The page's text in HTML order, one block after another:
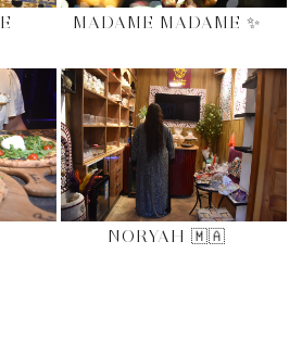
MADAME MADAME ✨
NORYAH 🇲🇦